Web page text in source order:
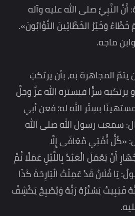
النَّبِيَّ صلى الله عليه وآله
وَخَيْرُ الخَطَّائِينَ التَّوَّابُونَ».
ماجه.
المجاهرة به، بأن يرتكبَ
يرتكبه سرًّا فيستره الله عزَّ وجلَّ
بسِتْر الله له؛ فعن أبي
سمعت رسول الله صلى الله
«كُلُّ أُمَّتِي مُعَافًى إِلَّا
أَنْ يَعْمَلَ الْعَبْدُ بِاللَّيْلِ عَمَلًا ثُمَّ
يَا فُلَانُ قَدْ عَمِلْتُ الْبَارِحَةَ كَذَا
فَيَبِيتُ يَسْتُرُهُ رَبُّهُ وَيُصْبِحُ يَكْشِفُ